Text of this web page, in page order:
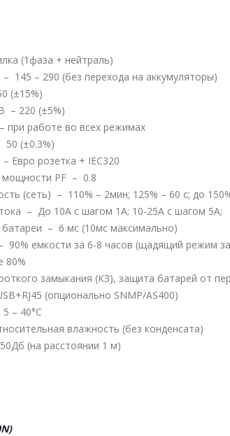
(1фаза + нейтраль)
145 – 290 (без перехода на аккумуляторы)
(±15%)
– 220 (±5%)
при работе во всех режимах
(±0.3%)
Евро розетка + IEC320
PF – 0.8
(сеть) – 110% – 2мин; 125% – 60 с; до
– До 10А с шагом 1А; 10-25А с шагом 5А;
– 6 мс (10мс максимально)
90% емкости за 6-8 часов (щадящий режим
80%
замыкания (КЗ), защита батарей от
(опционально SNMP/AS400)
– 40°С
влажность (без конденсата)
(на расстоянии 1 м)